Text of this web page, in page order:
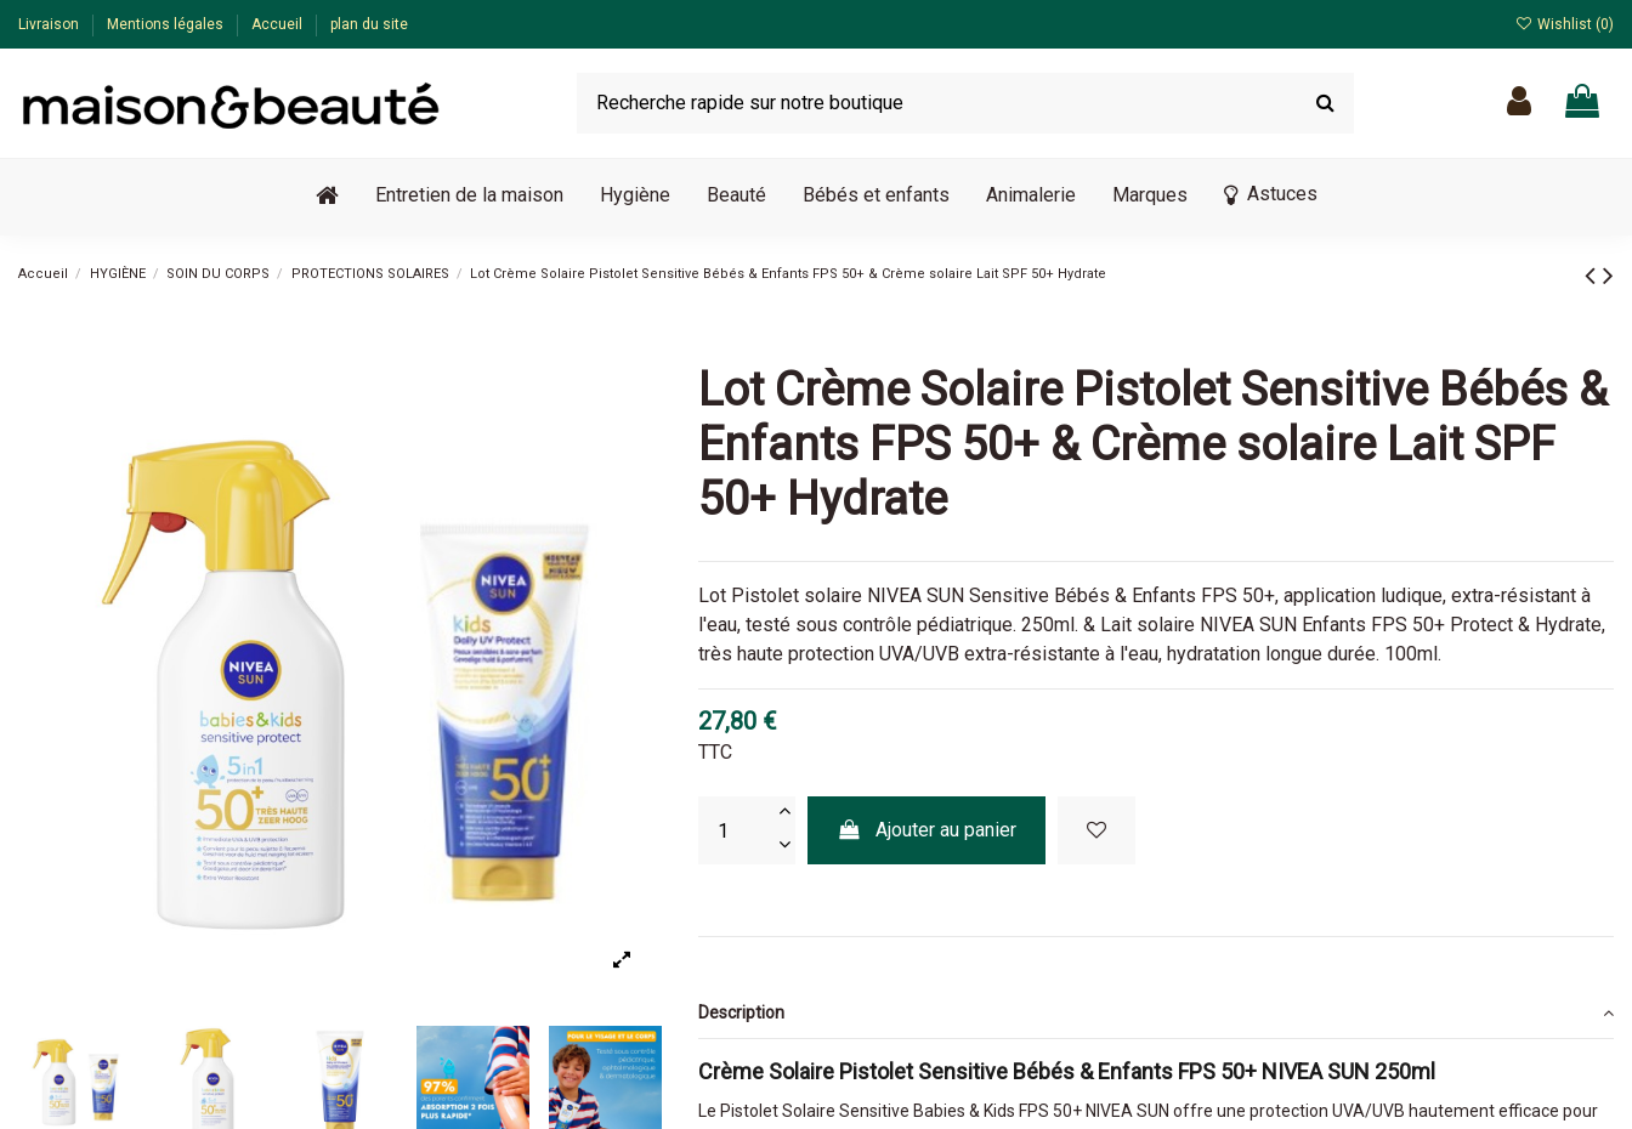
Livraison Mentions légales Accueil plan du site Wishlist (0)
Entretien de la maison Hygiène Beauté Bébés et enfants Animalerie Marques Astuces
Accueil HYGIÈNE SOIN DU CORPS PROTECTIONS SOLAIRES Lot Crème Solaire Pistolet Sensitive Bébés & Enfants FPS 50+ & Crème solaire Lait SPF 50+ Hydrate
Lot Crème Solaire Pistolet Sensitive Bébés &
Enfants FPS 50+ & Crème solaire Lait SPF
50+ Hydrate
Lot Pistolet solaire NIVEA SUN Sensitive Bébés & Enfants FPS 50+, application ludique, extra-résistant à
l'eau, testé sous contrôle pédiatrique. 250ml. & Lait solaire NIVEA SUN Enfants FPS 50+ Protect & Hydrate,
très haute protection UVA/UVB extra-résistante à l'eau, hydratation longue durée. 100ml.
27,80 €
TTC
Ajouter au panier
Description
Crème Solaire Pistolet Sensitive Bébés & Enfants FPS 50+ NIVEA SUN 250ml
Le Pistolet Solaire Sensitive Babies & Kids FPS 50+ NIVEA SUN offre une protection UVA/UVB hautement efficace pour